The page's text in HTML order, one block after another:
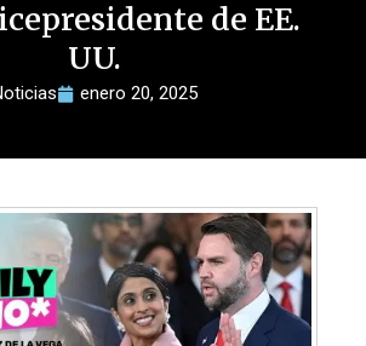
de EE.
UU.
enero 20, 2025